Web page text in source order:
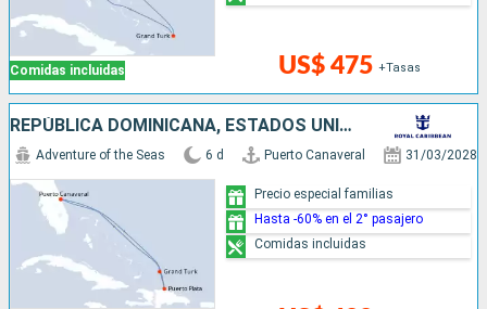
Comidas incluidas US$ 475 +Tasas
REPÚBLICA DOMINICANA, ESTADOS UNIDOS
Adventure of the Seas 6 d Puerto Canaveral 31/03/2028
Precio especial familias
Hasta -60% en el 2° pasajero
Comidas incluidas